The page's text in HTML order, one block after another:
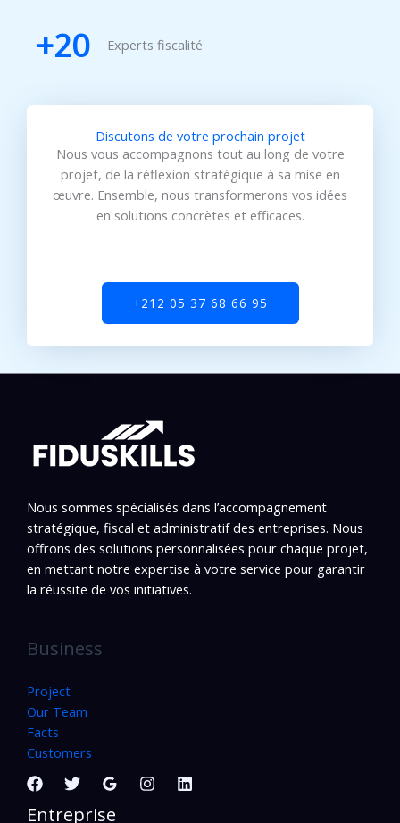
+20 Experts fiscalité
Discutons de votre prochain projet
Nous vous accompagnons tout au long de votre
projet, de la réflexion stratégique à sa mise en
œuvre. Ensemble, nous transformerons vos idées
en solutions concrètes et efficaces.
+212 05 37 68 66 95
Nous sommes spécialisés dans l’accompagnement
stratégique, fiscal et administratif des entreprises. Nous
offrons des solutions personnalisées pour chaque projet,
en mettant notre expertise à votre service pour garantir
la réussite de vos initiatives.
Business
Project
Our Team
Facts
Customers
Entreprise